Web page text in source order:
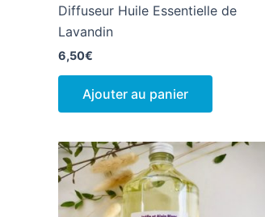
Diffuseur Huile Essentielle de
Lavandin
6,50€
Ajouter au panier